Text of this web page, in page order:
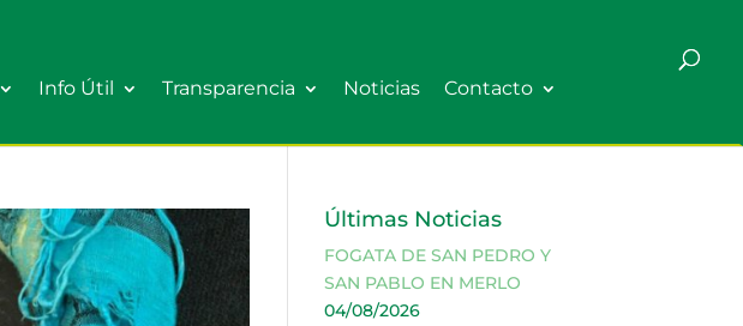
Info Útil Transparencia Noticias Contacto
Últimas Noticias
FOGATA DE SAN PEDRO Y
SAN PABLO EN MERLO
04/08/2026